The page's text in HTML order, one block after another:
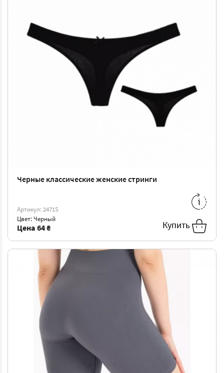
Черные классические женские стринги
Артикул: 2471S
Цвет: Черный
Цена 64 ₴ Купить
S - 64 ₴ M - 66 ₴
XXL - 74 ₴